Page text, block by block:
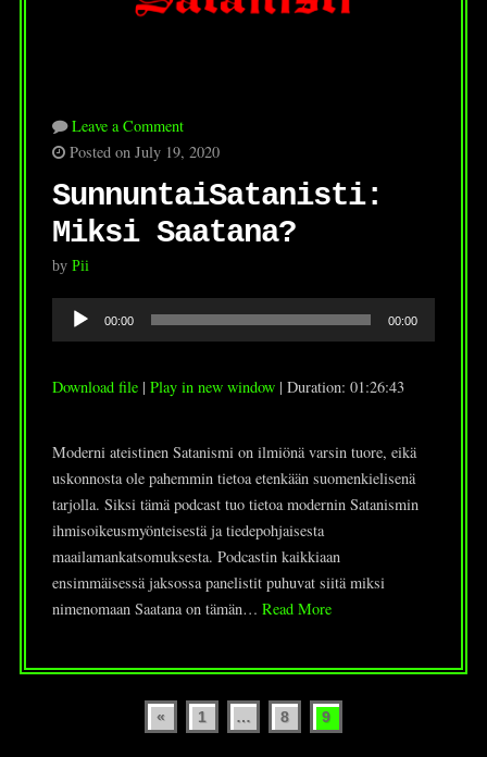
Leave a Comment
Posted on July 19, 2020
SunnuntaiSatanisti:
Miksi Saatana?
by Pii
Audio
00:00 00:00
Download file| Play in new window| Duration: 01:26:43
Moderni ateistinen Satanismi on ilmiönä varsin tuore, eikä
uskonnosta ole pahemmin tietoa etenkään suomenkielisenä
tarjolla. Siksi tämä podcast tuo tietoa modernin Satanismin
ihmisoikeusmyönteisestä ja tiedepohjaisesta
maailamankatsomuksesta. Podcastin kaikkiaan
ensimmäisessä jaksossa panelistit puhuvat siitä miksi
nimenomaan Saatana on tämän… Read More
« 1 … 8 9